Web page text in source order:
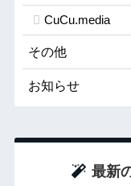
CuCu.media
その他
お知らせ
最新